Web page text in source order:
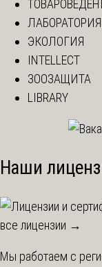
ЛАБОРАТОРИЯ
ЭКОЛОГИЯ
INTELLECT
ЗООЗАЩИТА
LIBRARY
Наши
все лицензии →
Мы работаем с